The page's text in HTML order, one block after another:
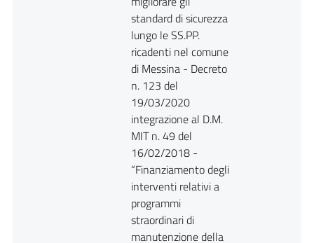
standard di sicurezza
lungo le SS.PP.
ricadenti nel comune
di Messina - Decreto
n. 123 del
19/03/2020
integrazione al D.M.
MIT n. 49 del
16/02/2018 -
“Finanziamento degli
interventi relativi a
programmi
straordinari di
manutenzione della